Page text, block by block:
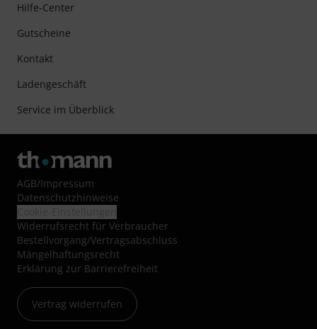
Hilfe-Center
Gutscheine
Kontakt
Ladengeschäft
Service im Überblick
AGB/Impressum
Datenschutzhinweise
Widerrufsrecht für Verbraucher
Bestellvorgang/Vertragsabschluss
Mängelhaftungsrecht
Erklärung zur Barrierefreiheit
Vertrag widerrufen